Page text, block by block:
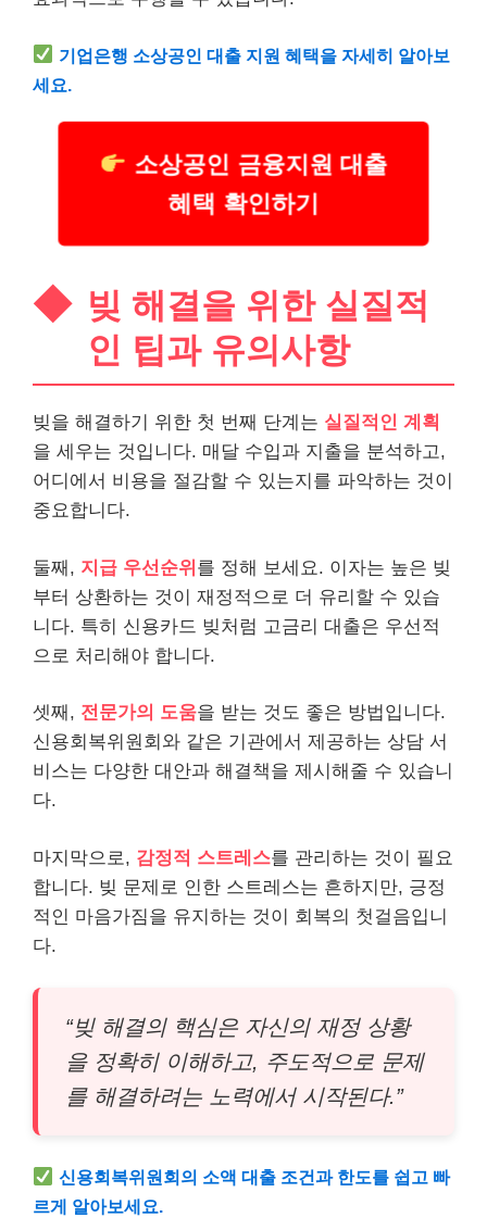
기업은행 소상공인 대출 지원 혜택을 자세히 알아보
세요.
소상공인 금융지원 대출
혜택 확인하기
빚 해결을 위한 실질적
인 팁과 유의사항
빚을 해결하기 위한 첫 번째 단계는 실질적인 계획
을 세우는 것입니다. 매달 수입과 지출을 분석하고,
어디에서 비용을 절감할 수 있는지를 파악하는 것이
중요합니다.
둘째, 지급 우선순위 를 정해 보세요. 이자는 높은 빚
부터 상환하는 것이 재정적으로 더 유리할 수 있습
니다. 특히 신용카드 빚처럼 고금리 대출은 우선적
으로 처리해야 합니다.
셋째, 전문가의 도움을 받는 것도 좋은 방법입니다.
신용회복위원회와 같은 기관에서 제공하는 상담 서
비스는 다양한 대안과 해결책을 제시해줄 수 있습니
다.
마지막으로, 감정적 스트레스를 관리하는 것이 필요
합니다. 빚 문제로 인한 스트레스는 흔하지만, 긍정
적인 마음가짐을 유지하는 것이 회복의 첫걸음입니
다.
“빚 해결의 핵심은 자신의 재정 상황
을 정확히 이해하고, 주도적으로 문제
를 해결하려는 노력에서 시작된다.”
신용회복위원회의 소액 대출 조건과 한도를 쉽고 빠
르게 알아보세요.